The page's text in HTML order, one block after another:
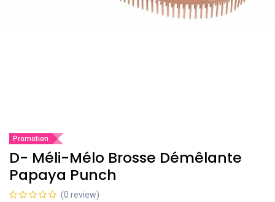
Promotion
D- Méli-Mélo Brosse Démêlante
Papaya Punch
(0 review)